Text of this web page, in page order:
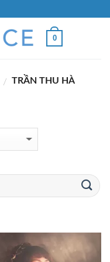
0
/ TRẦN THU HÀ